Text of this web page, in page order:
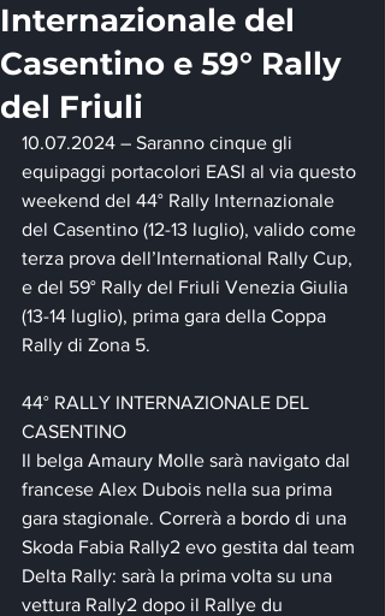
Internazionale del
Casentino e 59° Rally
del Friuli
10.07.2024 – Saranno cinque gli
equipaggi portacolori EASI al via questo
weekend del 44° Rally Internazionale
del Casentino (12-13 luglio), valido come
terza prova dell’International Rally Cup,
e del 59° Rally del Friuli Venezia Giulia
(13-14 luglio), prima gara della Coppa
Rally di Zona 5.
44° RALLY INTERNAZIONALE DEL
CASENTINO
Il belga Amaury Molle sarà navigato dal
francese Alex Dubois nella sua prima
gara stagionale. Correrà a bordo di una
Skoda Fabia Rally2 evo gestita dal team
Delta Rally: sarà la prima volta su una
vettura Rally2 dopo il Rallye du